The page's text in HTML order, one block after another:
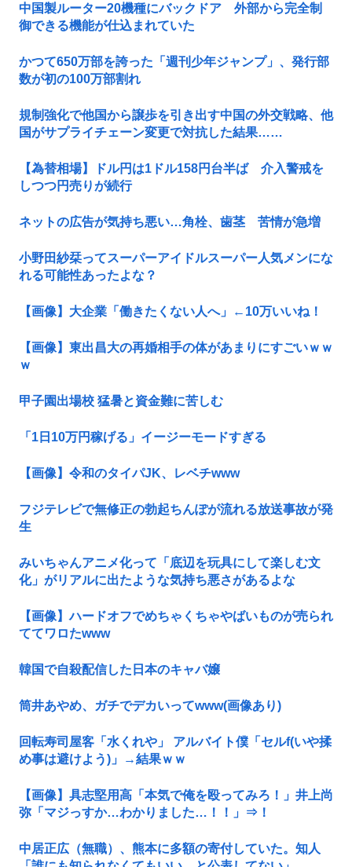
中国製ルーター20機種にバックドア 外部から完全制
御できる機能が仕込まれていた
かつて650万部を誇った「週刊少年ジャンプ」、発行部
数が初の100万部割れ
規制強化で他国から譲歩を引き出す中国の外交戦略、他
国がサプライチェーン変更で対抗した結果……
【為替相場】ドル円は1ドル158円台半ば 介入警戒を
しつつ円売りが続行
ネットの広告が気持ち悪い…角栓、歯茎 苦情が急増
小野田紗栞ってスーパーアイドルスーパー人気メンにな
れる可能性あったよな？
【画像】大企業「働きたくない人へ」←10万いいね！
【画像】東出昌大の再婚相手の体があまりにすごいｗｗ
ｗ
甲子園出場校 猛暑と資金難に苦しむ
「1日10万円稼げる」イージーモードすぎる
【画像】令和のタイパJK、レベチwww
フジテレビで無修正の勃起ちんぽが流れる放送事故が発
生
みいちゃんアニメ化って「底辺を玩具にして楽しむ文
化」がリアルに出たような気持ち悪さがあるよな
【画像】ハードオフでめちゃくちゃやばいものが売られ
ててワロたwww
韓国で自殺配信した日本のキャバ嬢
筒井あやめ、ガチでデカいってwww(画像あり)
回転寿司屋客「水くれや」 アルバイト僕「セルf(いや揉
め事は避けよう)」→結果ｗｗ
【画像】具志堅用高「本気で俺を殴ってみろ！」井上尚
弥「マジっすか…わかりました…！！」⇒！
中居正広（無職）、熊本に多額の寄付していた。知人